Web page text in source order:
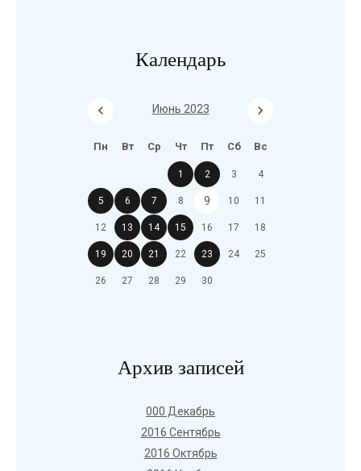
Календарь
Июнь 2023
Пн Вт Ср Чт Пт Сб Вс
1 2 3 4
5 6 7 8 9 10 11
12 13 14 15 16 17 18
19 20 21 22 23 24 25
26 27 28 29 30
Архив записей
000 Декабрь
2016 Сентябрь
2016 Октябрь